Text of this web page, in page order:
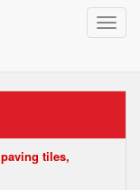
Toggle
tiles,